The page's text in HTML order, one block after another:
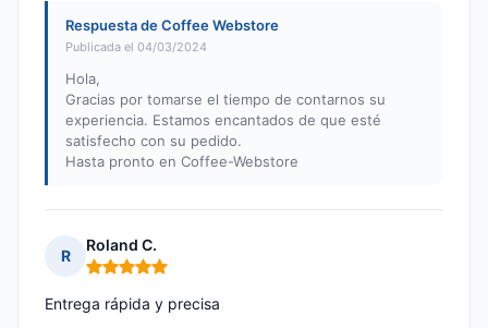
Respuesta de Coffee Webstore
Publicada el 04/03/2024
Hola,
Gracias por tomarse el tiempo de contarnos su
experiencia. Estamos encantados de que esté
satisfecho con su pedido.
Hasta pronto en Coffee-Webstore
R
Roland C.
Nota: 5 de 5
Entrega rápida y precisa